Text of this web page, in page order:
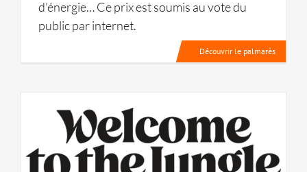
d’énergie… Ce prix est soumis au vote du
public par internet.
Découvrir le palmarès